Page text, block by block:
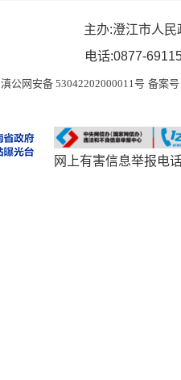
主办:澄江市人民
电话:0877-
滇公网安备 53042202000011号 备案号
网上有害信息举报电